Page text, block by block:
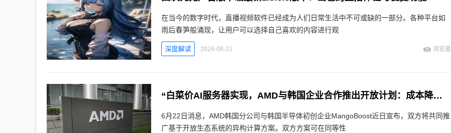
在当今的数字时代，直播视频软件已经成为人们日常生活中不可或缺的一部分。各种平台如
雨后春笋般涌现，让用户可以选择自己喜欢的内容进行观
深度解读 2026-06-22 浏览量
“白菜价AI服务器实现，AMD与韩国企业合作推出开放计划：成本降幅高达90%”
6月22日消息，AMD韩国分公司与韩国半导体初创企业MangoBoost近日宣布，双方将共同推
广基于开放生态系统的异构计算方案。双方方案可在同等性